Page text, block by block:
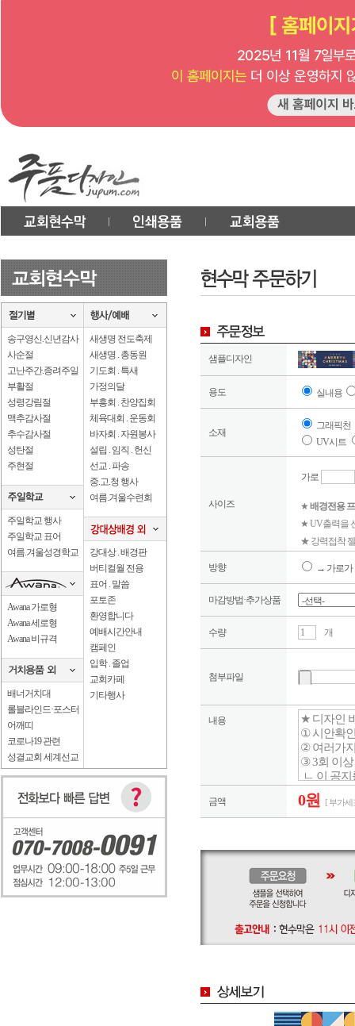
송구영신.신년감사
사순절
고난주간.종려주일
부활절
성령강림절
맥추감사절
추수감사절
성탄절
주현절
주일학교 행사
주일학교 표어
여름.겨울성경학교
Awana 가로형
Awana 세로형
Awana 비규격
배너거치대
롤블라인드·포스터
어깨띠
코로나19 관련
성결교회 세계선교
새생명 전도축제
새생명 . 총동원
기도회 . 특새
가정의달
부흥회 . 찬양집회
체육대회 . 운동회
바자회 . 자원봉사
설립 . 임직 . 헌신
선교 . 파송
중.고.청 행사
여름.겨울수련회
강대상 . 배경판
버티컬월 전용
표어 . 말씀
포토존
환영합니다
예배시간안내
캠페인
입학 . 졸업
교회카페
기타행사
샘플디자인
용도 실내용
소재
그래픽천
UV시트
사이즈
가로
★배경전용
★ UV출력을
★ 강력접착
방향 → 가로가
마감방법·추가상품
수량 개
첨부파일
내용
금액 0원 [ 부가세